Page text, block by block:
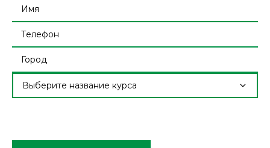
Выберите название курса
поле